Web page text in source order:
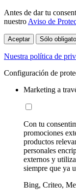
Antes de dar tu
nuestroAviso de
Aceptar Sólo
Nuestra política de
Configuración de
Marketing a
Con tu
promociones
productos
personales
externos y
siempre que ya
Bing, Criteo,